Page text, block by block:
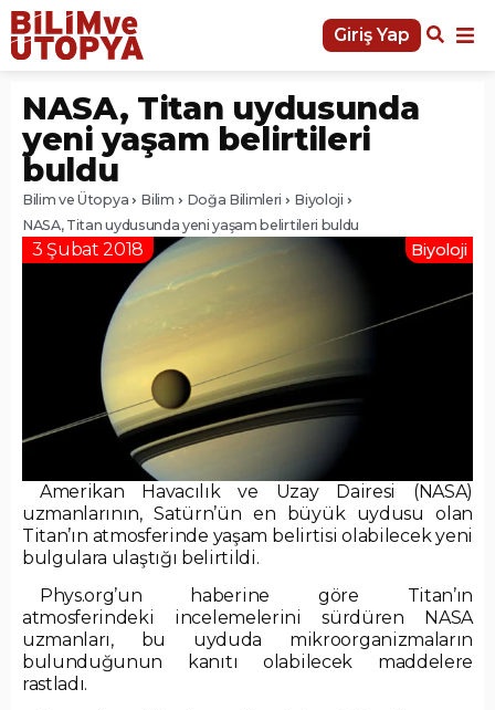
Giriş Yap
NASA, Titan uydusunda
yeni yaşam belirtileri
buldu
Bilim ve Ütopya Bilim Doğa Bilimleri
Biyoloji
NASA, Titan uydusunda yeni yaşam belirtileri buldu
3 Şubat 2018 Biyoloji
Amerikan Havacılık ve Uzay Dairesi (NASA)
uzmanlarının, Satürn’ün en büyük uydusu olan
Titan’ın atmosferinde yaşam belirtisi olabilecek yeni
bulgulara ulaştığı belirtildi.
Phys.org’un haberine göre Titan’ın
atmosferindeki incelemelerini sürdüren NASA
uzmanları, bu uyduda mikroorganizmaların
bulunduğunun kanıtı olabilecek maddelere
rastladı.